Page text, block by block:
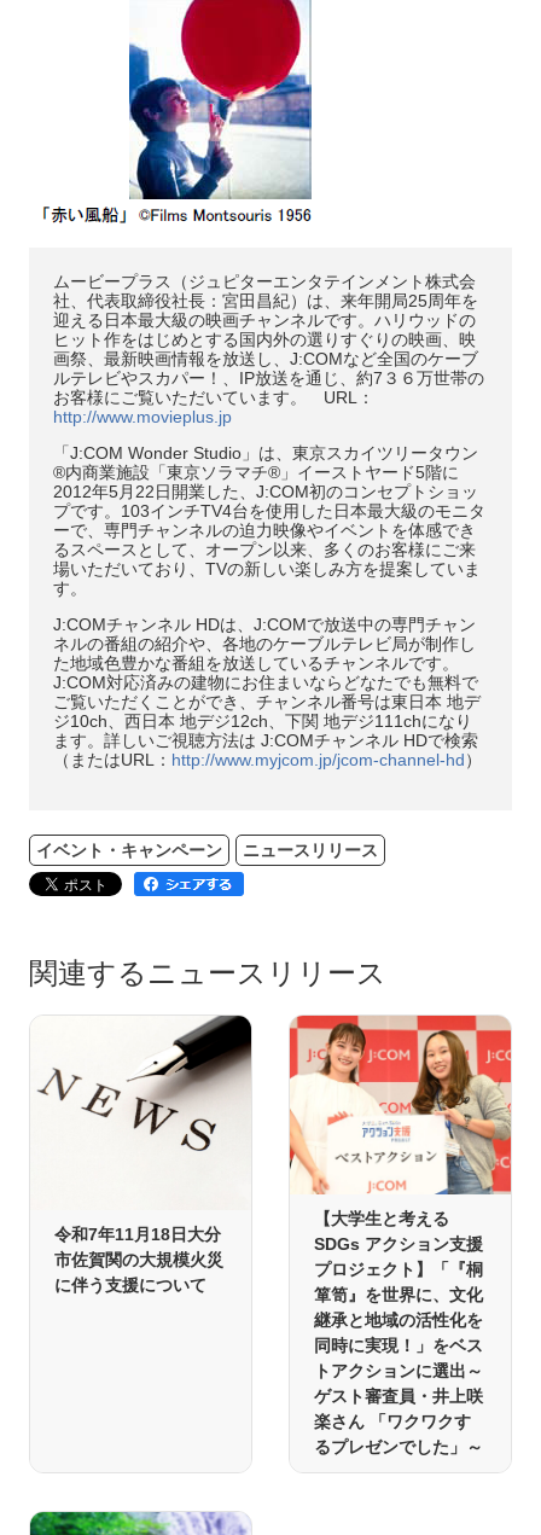
ムービープラス（ジュピターエンタテインメント株式会
社、代表取締役社長：宮田昌紀）は、来年開局25周年を
迎える日本最大級の映画チャンネルです。ハリウッドの
ヒット作をはじめとする国内外の選りすぐりの映画、映
画祭、最新映画情報を放送し、J:COMなど全国のケーブ
ルテレビやスカパー！、IP放送を通じ、約7３６万世帯の
お客様にご覧いただいています。 URL：
http://www.movieplus.jp
「J:COM Wonder Studio」は、東京スカイツリータウン
®内商業施設「東京ソラマチ®」イーストヤード5階に
2012年5月22日開業した、J:COM初のコンセプトショッ
プです。103インチTV4台を使用した日本最大級のモニタ
ーで、専門チャンネルの迫力映像やイベントを体感でき
るスペースとして、オープン以来、多くのお客様にご来
場いただいており、TVの新しい楽しみ方を提案していま
す。
J:COMチャンネル HDは、J:COMで放送中の専門チャン
ネルの番組の紹介や、各地のケーブルテレビ局が制作し
た地域色豊かな番組を放送しているチャンネルです。
J:COM対応済みの建物にお住まいならどなたでも無料で
ご覧いただくことができ、チャンネル番号は東日本 地デ
ジ10ch、西日本 地デジ12ch、下関 地デジ111chになり
ます。詳しいご視聴方法は J:COMチャンネル HDで検索
（またはURL： http://www.myjcom.jp/jcom-channel-hd）
イベント・キャンペーン ニュースリリース
関連するニュースリリース
令和7年11月18日大分
市佐賀関の大規模火災
に伴う支援について
【大学生と考える
SDGs アクション支援
プロジェクト】「『桐
箪笥』を世界に、文化
継承と地域の活性化を
同時に実現！」をベス
トアクションに選出～
ゲスト審査員・井上咲
楽さん 「ワクワクす
るプレゼンでした」～